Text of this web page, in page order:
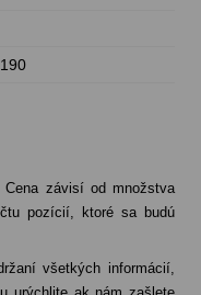
Cena závisí od množstva
pozícií, ktoré sa budú
všetkých informácií,